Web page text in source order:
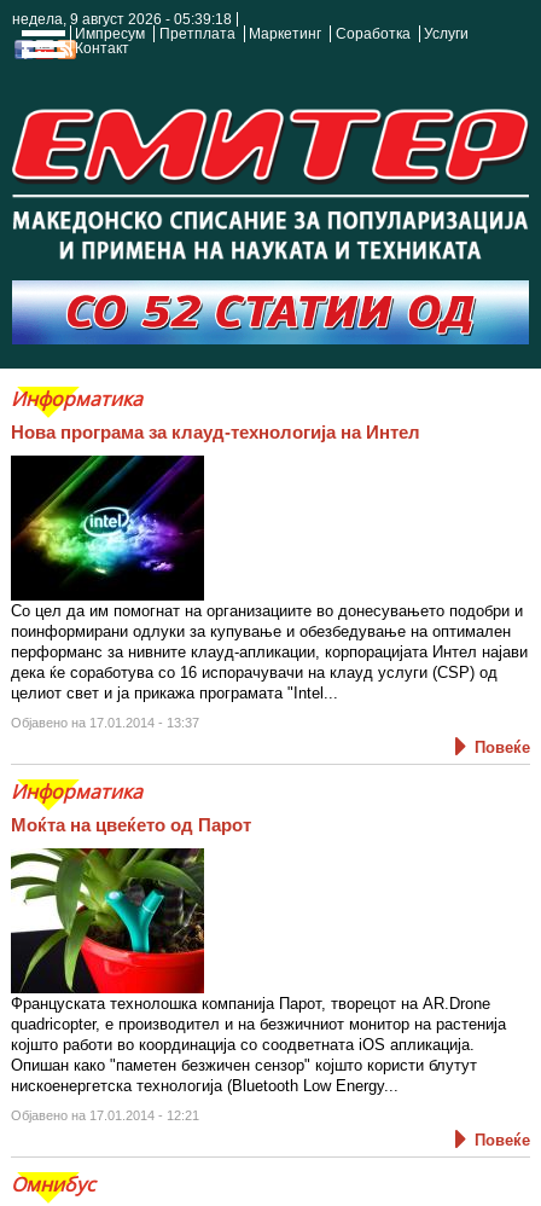
недела, 9 август 2026 - 05:39:18
Импресум
Претплата Маркетинг Соработка
Услуги
Контакт
Информатика
Нова програма за клауд-технологија на Интел
Со цел да им помогнат на организациите во донесувањето подобри и
поинформирани одлуки за купување и обезбедување на оптимален
перформанс за нивните клауд-апликации, корпорацијата Интел најави
дека ќе соработува со 16 испорачувачи на клауд услуги (CSP) од
целиот свет и ја прикажа програмата "Intel...
Објавено на 17.01.2014 - 13:37
Повеќе
Информатика
Моќта на цвеќето од Парот
Француската технолошка компанија Парот, творецот на AR.Drone
quadricopter, е производител и на безжичниот монитор на растенија
којшто работи во координација со соодветната iOS апликација.
Опишан како "паметен безжичен сензор" којшто користи блутут
нискоенергетска технологија (Bluetooth Low Energy...
Објавено на 17.01.2014 - 12:21
Повеќе
Омнибус